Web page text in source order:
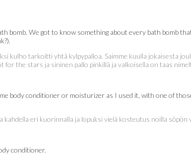
bomb. We got to know something about every bath bomb
kulho tarkoitti yhtä kylpypalloa. Saimme kuulla jokaisesta
the stars ja sininen pallo pinkillä ja valkoisella on taas
body conditioner or moisturizer as I used it, with one of
eri kuorinnalla ja lopuksi vielä kosteutus noilla söpön
conditioner.